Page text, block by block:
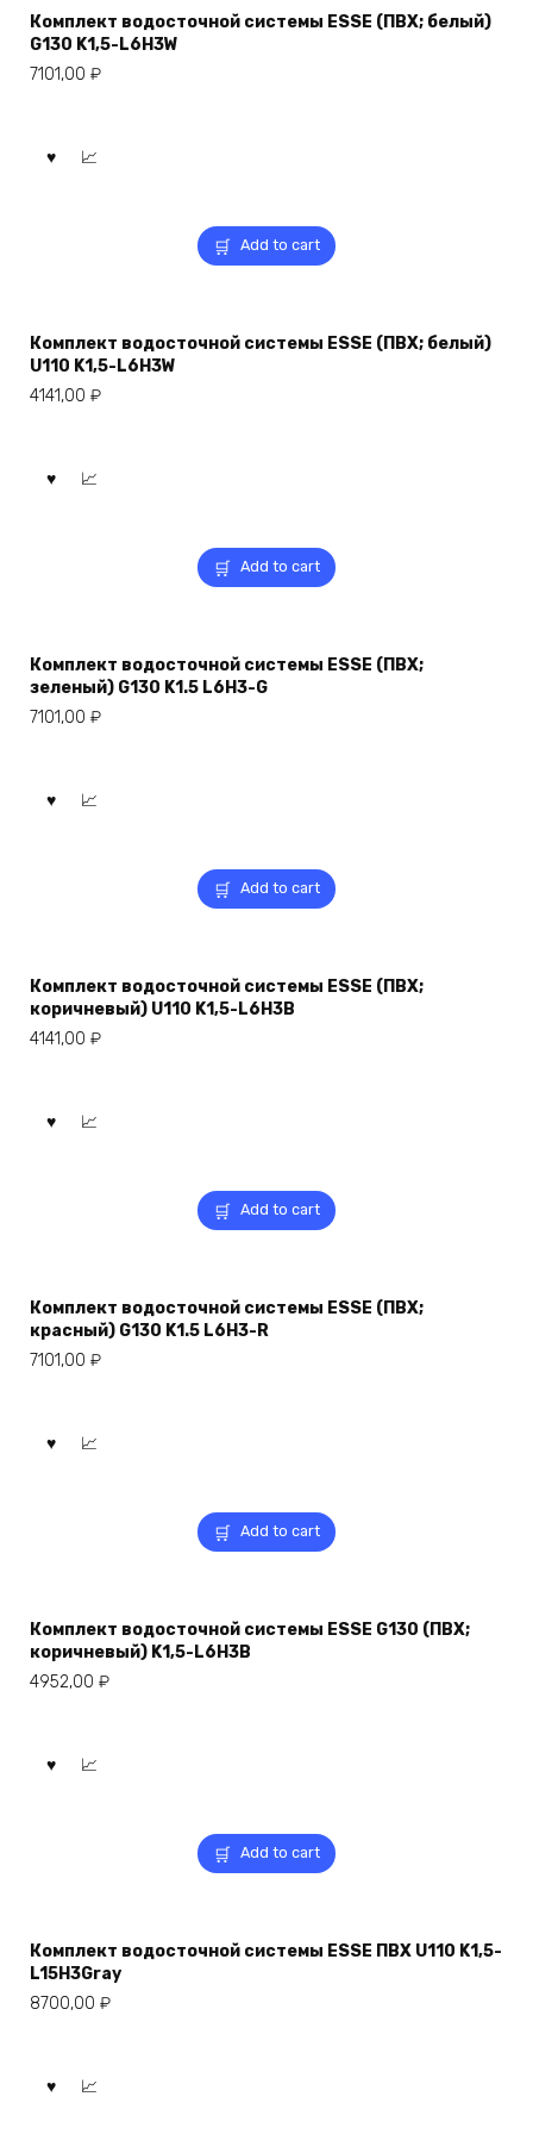
Комплект водосточной системы ESSE (ПВХ; белый)
G130 K1,5-L6H3W
7101,00 ₽
Add to cart
Комплект водосточной системы ESSE (ПВХ; белый)
U110 K1,5-L6H3W
4141,00 ₽
Add to cart
Комплект водосточной системы ESSE (ПВХ;
зеленый) G130 K1.5 L6H3-G
7101,00 ₽
Add to cart
Комплект водосточной системы ESSE (ПВХ;
коричневый) U110 K1,5-L6H3B
4141,00 ₽
Add to cart
Комплект водосточной системы ESSE (ПВХ;
красный) G130 K1.5 L6H3-R
7101,00 ₽
Add to cart
Комплект водосточной системы ESSE G130 (ПВХ;
коричневый) K1,5-L6H3B
4952,00 ₽
Add to cart
Комплект водосточной системы ESSE ПВХ U110 K1,5-
L15H3Gray
8700,00 ₽